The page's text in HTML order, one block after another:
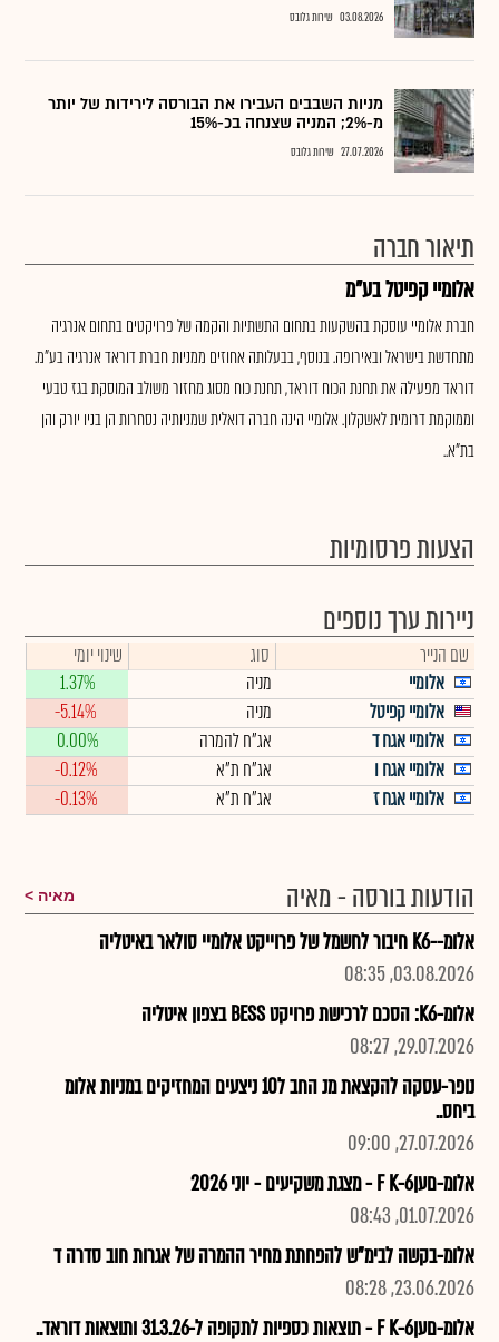
03.08.2026 שירות גלובס
מניות השבבים העבירו את הבורסה לירידות של יותר
מ-2%; המניה שצנחה בכ-15%
27.07.2026 שירות גלובס
תיאור חברה
אלומיי קפיטל בע"מ
חברת אלומיי עוסקת בהשקעות בתחום התשתיות והקמה של פרויקטים בתחום אנרגיה
מתחדשת בישראל ובאירופה. בנוסף, בבעלותה אחוזים ממניות חברת דוראד אנרגיה בע"מ.
דוראד מפעילה את תחנת הכוח דוראד, תחנת כוח מסוג מחזור משולב המוסקת בגז טבעי
וממוקמת דרומית לאשקלון. אלומיי הינה חברה דואלית שמניותיה נסחרות הן בניו יורק והן
בת"א..
הצעות פרסומיות
ניירות ערך נוספים
שם הנייר סוג
שינוי יומי
אלומיי
מניה
1.37%
אלומיי קפיטל
מניה
-5.14%
אלומיי אגח ד
אג"ח להמרה
0.00%
אלומיי אגח ו
אג"ח ת"א
-0.12%
אלומיי אגח ז
אג"ח ת"א -0.13%
הודעות בורסה - מאיה מאיה
אלומ--K6 חיבור לחשמל של פרוייקט אלומיי סולאר באיטליה
03.08.2026, 08:35
אלומ-K6: הסכם לרכישת פרויקט BESS בצפון איטליה
29.07.2026, 08:27
נופר-עסקה להקצאת מנ החב ל10 ניצעים המחזיקים במניות אלומ
ביחס..
27.07.2026, 09:00
אלומ-םעןF K-6 - מצגת משקיעים - יוני 2026
01.07.2026, 08:43
אלומ-בקשה לבימ"ש להפחתת מחיר ההמרה של אגרות חוב סדרה ד
23.06.2026, 08:28
אלומ-םעןF K-6 - תוצאות כספיות לתקופה ל-31.3.26 ותוצאות דוראד..